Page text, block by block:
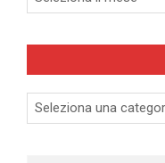
Categorie